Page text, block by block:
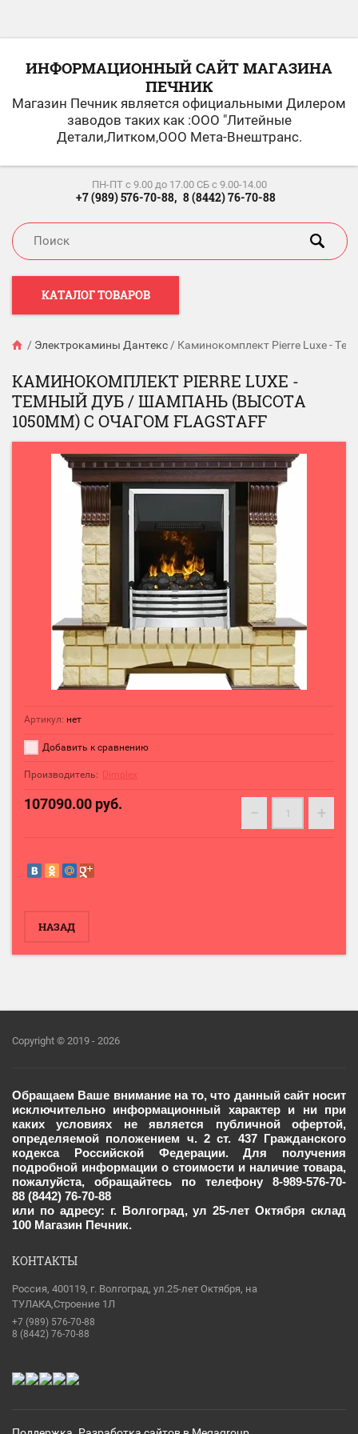
ИНФОРМАЦИОННЫЙ САЙТ МАГАЗИНА
ПЕЧНИК
Магазин Печник является официальными Дилером
заводов таких как :ООО "Литейные
Детали,Литком,ООО Мета-Внештранс.
ПН-ПТ c 9.00 до 17.00 СБ с 9.00-14.00
+7 (989) 576-70-88, 8 (8442) 76-70-88
КАТАЛОГ ТОВАРОВ
/ Электрокамины Дантекс / Каминокомплект Pierre Luxe -
КАМИНОКОМПЛЕКТ PIERRE LUXE -
ТЕМНЫЙ ДУБ / ШАМПАНЬ (ВЫСОТА
1050ММ) С ОЧАГОМ FLAGSTAFF
Артикул: нет
Добавить к сравнению
Производитель: Dimplex
107090.00 руб. − +
НАЗАД
Copyright © 2019 - 2026
Обращаем Ваше внимание на то, что данный сайт носит
исключительно информационный характер и ни при
каких условиях не является публичной офертой,
определяемой положением ч. 2 ст. 437 Гражданского
кодекса Российской Федерации. Для получения
подробной информации о стоимости и наличие товара,
пожалуйста, обращайтесь по телефону 8-989-576-70-
88 (8442) 76-70-88
или по адресу: г. Волгоград, ул 25-лет Октября склад
100 Магазин Печник.
КОНТАКТЫ
Россия, 400119, г. Волгоград, ул.25-лет Октября, на
ТУЛАКА,Строение 1Л
+7 (989) 576-70-88
8 (8442) 76-70-88